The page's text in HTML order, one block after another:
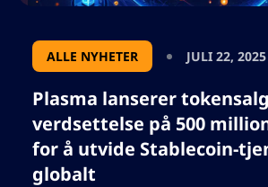
ALLE NYHETER JULI 22, 2025
Plasma lanserer
verdsettelse på 500
for å utvide Stablecoin-
globalt